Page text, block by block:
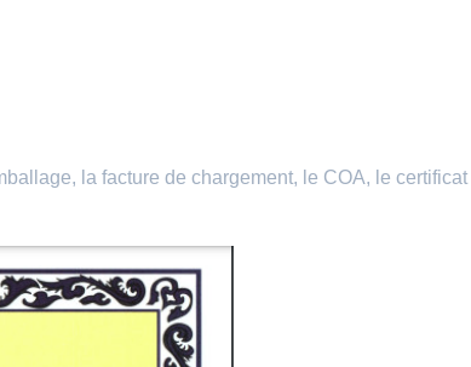
la facture de chargement, le COA, le certificat